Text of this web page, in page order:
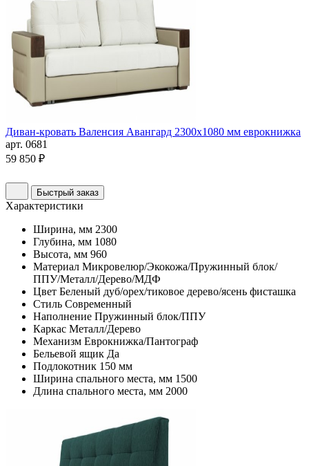
Диван-кровать Валенсия Авангард 2300х1080 мм еврокнижка
арт. 0681
59 850 ₽
Быстрый заказ
Характеристики
Ширина, мм 2300
Глубина, мм 1080
Высота, мм 960
Материал Микровелюр/Экокожа/Пружинный блок/
ППУ/Металл/Дерево/МДФ
Цвет Беленый дуб/орех/тиковое дерево/ясень фисташка
Стиль Современный
Наполнение Пружинный блок/ППУ
Каркас Металл/Дерево
Механизм Еврокнижка/Пантограф
Бельевой ящик Да
Подлокотник 150 мм
Ширина спального места, мм 1500
Длина спального места, мм 2000